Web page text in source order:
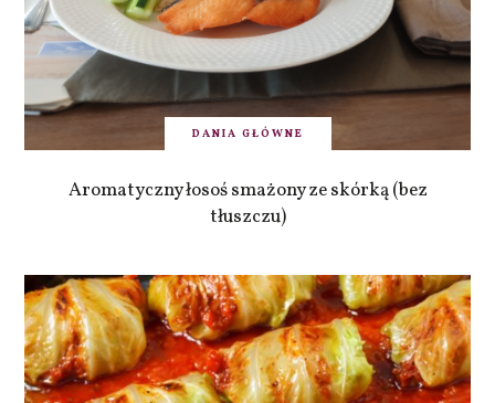
DANIA GŁÓWNE
Aromatyczny łosoś smażony ze skórką (bez
tłuszczu)